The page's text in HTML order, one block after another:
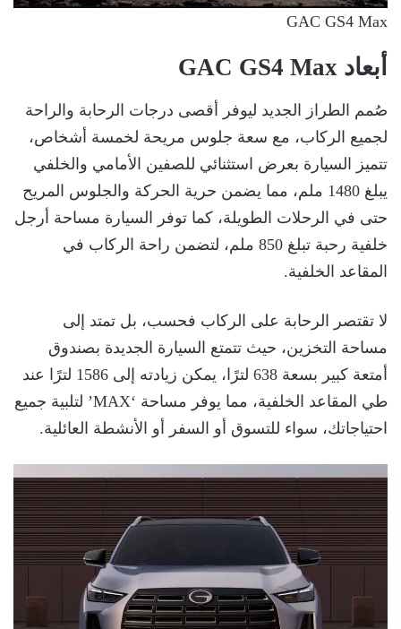
GAC GS4 Max
أبعاد GAC GS4 Max
صُمم الطراز الجديد ليوفر أقصى درجات الرحابة والراحة
لجميع الركاب، مع سعة جلوس مريحة لخمسة أشخاص،
تتميز السيارة بعرض استثنائي للصفين الأمامي والخلفي
يبلغ 1480 ملم، مما يضمن حرية الحركة والجلوس المريح
حتى في الرحلات الطويلة، كما توفر السيارة مساحة أرجل
خلفية رحبة تبلغ 850 ملم، لتضمن راحة الركاب في
المقاعد الخلفية.
لا تقتصر الرحابة على الركاب فحسب، بل تمتد إلى
مساحة التخزين، حيث تتمتع السيارة الجديدة بصندوق
أمتعة كبير بسعة 638 لترًا، يمكن زيادته إلى 1586 لترًا عند
طي المقاعد الخلفية، مما يوفر مساحة ‘MAX’ لتلبية جميع
احتياجاتك، سواء للتسوق أو السفر أو الأنشطة العائلية.